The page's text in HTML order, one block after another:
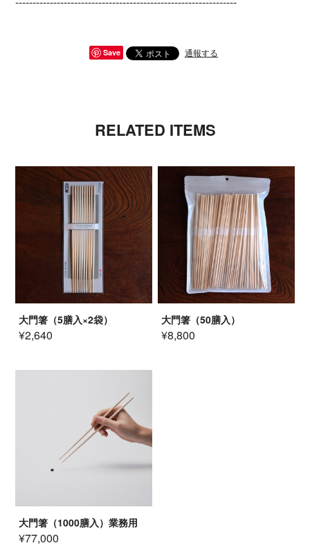
Save 通報する
RELATED ITEMS
大門箸（5膳入×2袋）
¥2,640
大門箸（50膳入）
¥8,800
大門箸（1000膳入）業務用
¥77,000